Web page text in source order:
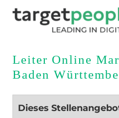
Executive
Leiter Online
Baden
Dieses